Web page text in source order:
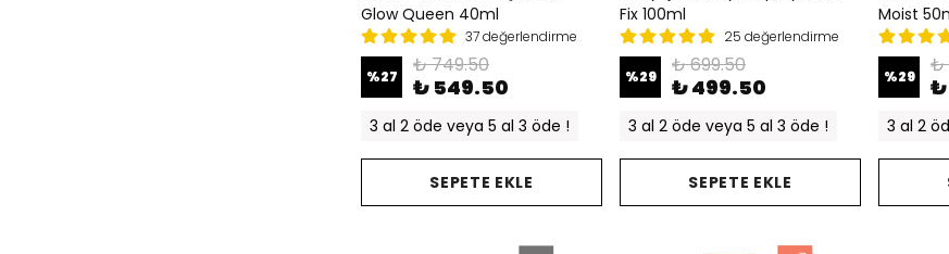
Glow Queen 40ml
37 değerlendirme
%27 ₺ 749.50
₺ 549.50
3 al 2 öde veya 5 al 3 öde !
SEPETE EKLE
Fix 100ml
25 değerlendirme
%29 ₺ 699.50
₺ 499.50
3 al 2 öde veya 5 al 3 öde !
SEPETE EKLE
Moist
%29 ₺
₺
3 al 2